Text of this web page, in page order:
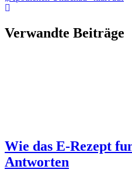
Verwandte Beiträge
Wie das E-Rezept
Antworten